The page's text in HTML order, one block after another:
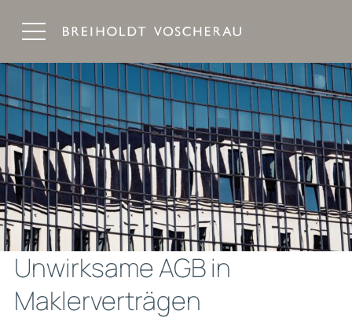
Unwirksame AGB in
Maklerverträgen